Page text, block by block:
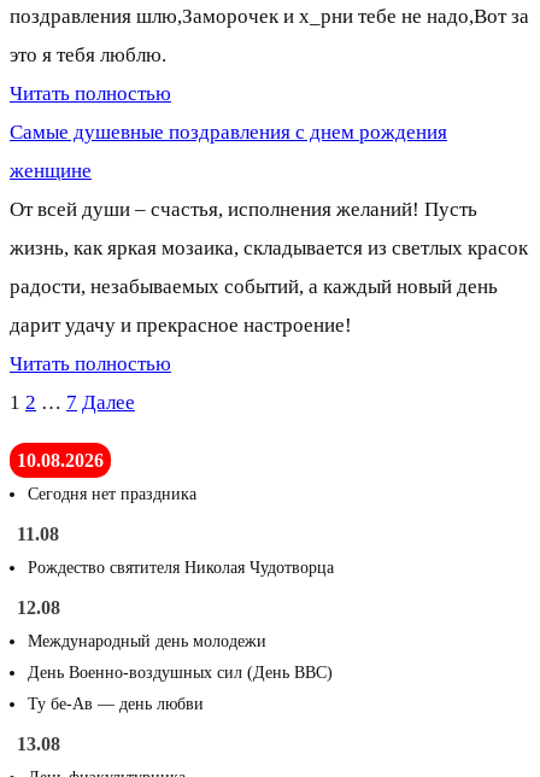
поздравления шлю,Заморочек и х_рни тебе не надо,Вот за
это я тебя люблю.
Читать полностью
Самые душевные поздравления с днем рождения
женщине
От всей души – счастья, исполнения желаний! Пусть
жизнь, как яркая мозаика, складывается из светлых красок
радости, незабываемых событий, а каждый новый день
дарит удачу и прекрасное настроение!
Читать полностью
Пагинация
записей
1 2 … 7 Далее
10.08.2026
Сегодня нет праздника
11.08
Рождество святителя Николая Чудотворца
12.08
Международный день молодежи
День Военно-воздушных сил (День ВВС)
Ту бе-Ав — день любви
13.08